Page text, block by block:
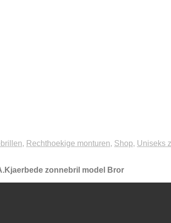
, Rechthoekige monturen, Shop, Uniseks
zonnebril model Bror